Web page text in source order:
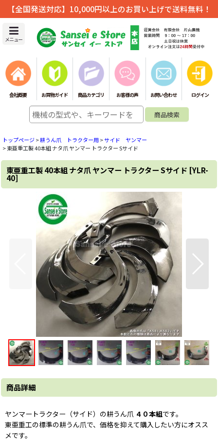
【全国発送対応】10,000円以上のお買い上げで送料無料！
メニュー
会社概要 お買物ガイド 商品カテゴリ お客様の声 お問い合わせ ログイン
トップページ>耕うん爪 トラクター用 >サイド ヤンマー
>東亜重工製 40本組 ナタ爪 ヤンマー トラクター Sサイド
東亜重工製 40本組 ナタ爪 ヤンマー トラクター Sサイド [YLR-
40]
商品詳細
ヤンマートラクター（サイド）の耕うん爪 ４０本組です。
東亜重工の標準の耕うん爪で、価格を抑えて購入したい方にオスス
メです。